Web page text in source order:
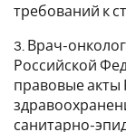
требований к
3. Врач-
Российской
правовые акты
санитарно-